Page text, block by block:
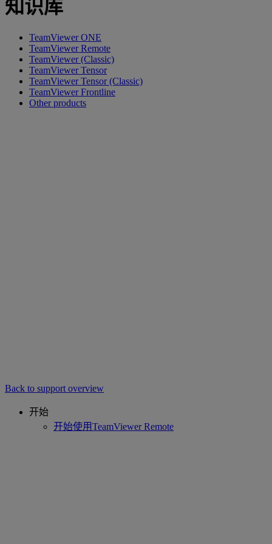
知识库
TeamViewer ONE
TeamViewer Remote
TeamViewer (Classic)
TeamViewer Tensor
TeamViewer Tensor (Classic)
TeamViewer Frontline
Other products
Back to support overview
开始
开始使用TeamViewer Remote